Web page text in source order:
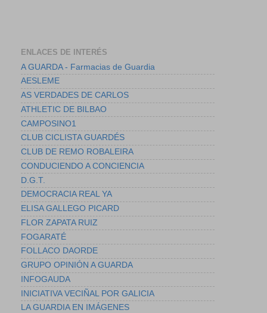
ENLACES DE INTERÉS
A GUARDA - Farmacias de Guardia
AESLEME
AS VERDADES DE CARLOS
ATHLETIC DE BILBAO
CAMPOSINO1
CLUB CICLISTA GUARDÉS
CLUB DE REMO ROBALEIRA
CONDUCIENDO A CONCIENCIA
D.G.T.
DEMOCRACIA REAL YA
ELISA GALLEGO PICARD
FLOR ZAPATA RUIZ
FOGARATÉ
FOLLACO DAORDE
GRUPO OPINIÓN A GUARDA
INFOGAUDA
INICIATIVA VECIÑAL POR GALICIA
LA GUARDIA EN IMÁGENES